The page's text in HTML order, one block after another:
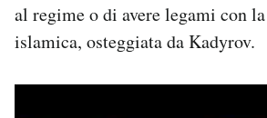
al regime o di avere legami con
islamica, osteggiata da Kadyrov.